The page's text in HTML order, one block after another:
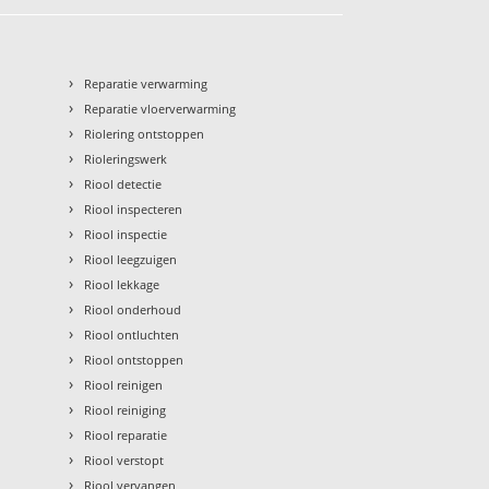
› Reparatie verwarming
› Reparatie vloerverwarming
› Riolering ontstoppen
› Rioleringswerk
› Riool detectie
› Riool inspecteren
› Riool inspectie
› Riool leegzuigen
› Riool lekkage
› Riool onderhoud
› Riool ontluchten
› Riool ontstoppen
› Riool reinigen
› Riool reiniging
› Riool reparatie
› Riool verstopt
› Riool vervangen